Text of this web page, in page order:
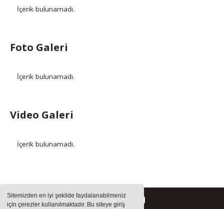
Sitemizden en iyi şekilde faydalanabilmeniz
için çerezler kullanılmaktadır. Bu siteye giriş
İçerik bulunamadı.
Foto Galeri
İçerik bulunamadı.
Video Galeri
İçerik bulunamadı.